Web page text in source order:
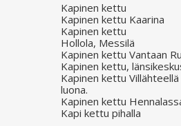
Kapinen kettu
Kapinen kettu Kaarina
Kapinen kettu
Hollola, Messilä
Kapinen kettu Vantaan
Kapinen kettu,
Kapinen kettu
luona.
Kapinen kettu
Kapi kettu pihalla